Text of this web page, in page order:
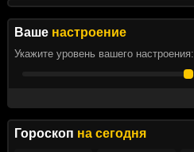
Ваше настроение
Укажите уровень вашего настроения:
Гороскоп на сегодня